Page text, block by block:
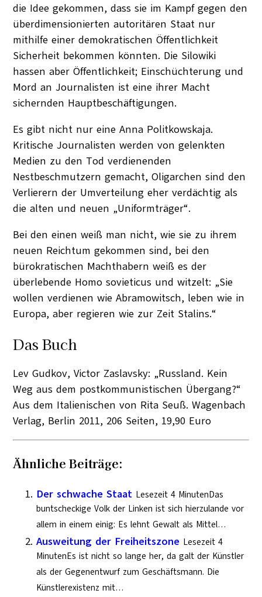
die Idee gekommen, dass sie im Kampf gegen den
überdimensionierten autoritären Staat nur
mithilfe einer demokratischen Öffentlichkeit
Sicherheit bekommen könnten. Die Silowiki
hassen aber Öffentlichkeit; Einschüchterung und
Mord an Journalisten ist eine ihrer Macht
sichernden Hauptbeschäftigungen.
Es gibt nicht nur eine Anna Politkowskaja.
Kritische Journalisten werden von gelenkten
Medien zu den Tod verdienenden
Nestbeschmutzern gemacht, Oligarchen sind den
Verlierern der Umverteilung eher verdächtig als
die alten und neuen „Uniformträger“.
Bei den einen weiß man nicht, wie sie zu ihrem
neuen Reichtum gekommen sind, bei den
bürokratischen Machthabern weiß es der
überlebende Homo sovieticus und witzelt: „Sie
wollen verdienen wie Abramowitsch, leben wie in
Europa, aber regieren wie zur Zeit Stalins.“
Das Buch
Lev Gudkov, Victor Zaslavsky: „Russland. Kein
Weg aus dem postkommunistischen Übergang?“
Aus dem Italienischen von Rita Seuß. Wagenbach
Verlag, Berlin 2011, 206 Seiten, 19,90 Euro
Ähnliche Beiträge:
Der schwache Staat Lesezeit 4 MinutenDas
buntscheckige Volk der Linken ist sich hierzulande vor
allem in einem einig: Es lehnt Gewalt als Mittel…
Ausweitung der Freiheitszone Lesezeit 4
MinutenEs ist nicht so lange her, da galt der Künstler
als der Gegenentwurf zum Geschäftsmann. Die
Künstlerexistenz mit…